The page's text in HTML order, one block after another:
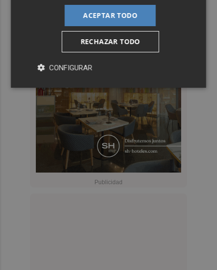
ACEPTAR TODO
RECHAZAR TODO
CONFIGURAR